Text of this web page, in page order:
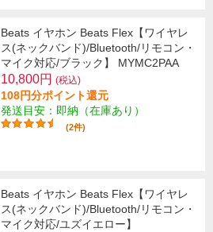
Beats イヤホン Beats Flex【ワイヤレ
ス(ネックバンド)/Bluetooth/リモコン・
マイク対応/ブラック】 MYMC2PAA
10,800円 (税込)
108円分ポイント還元
発送目安：即納（在庫あり）
(2件)
Beats イヤホン Beats Flex【ワイヤレ
ス(ネックバンド)/Bluetooth/リモコン・
マイク対応/ユズイエロー】